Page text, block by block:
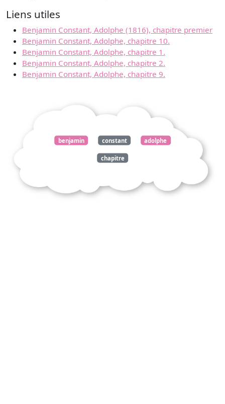
Liens utiles
Benjamin Constant, Adolphe (1816), chapitre premier
Benjamin Constant, Adolphe, chapitre 10.
Benjamin Constant, Adolphe, chapitre 1.
Benjamin Constant, Adolphe, chapitre 2.
Benjamin Constant, Adolphe, chapitre 9.
benjamin constant adolphe
chapitre